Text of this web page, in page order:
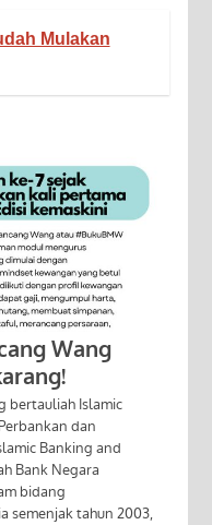
Mulakan